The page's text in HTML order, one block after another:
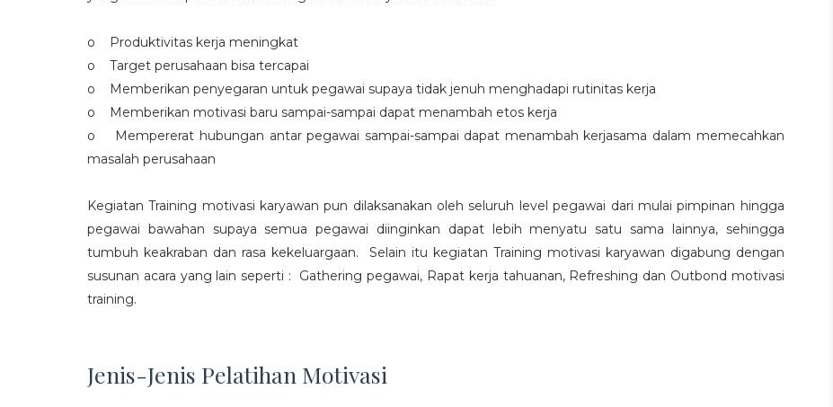
o Produktivitas kerja meningkat
o Target perusahaan bisa tercapai
o Memberikan penyegaran untuk pegawai supaya tidak jenuh menghadapi rutinitas kerja
o Memberikan motivasi baru sampai-sampai dapat menambah etos kerja
o Mempererat hubungan antar pegawai sampai-sampai dapat menambah kerjasama dalam memecahkan
masalah perusahaan
Kegiatan Training motivasi karyawan pun dilaksanakan oleh seluruh level pegawai dari mulai pimpinan hingga
pegawai bawahan supaya semua pegawai diinginkan dapat lebih menyatu satu sama lainnya, sehingga
tumbuh keakraban dan rasa kekeluargaan. Selain itu kegiatan Training motivasi karyawan digabung dengan
susunan acara yang lain seperti : Gathering pegawai, Rapat kerja tahuanan, Refreshing dan Outbond motivasi
training.
Jenis-Jenis Pelatihan Motivasi